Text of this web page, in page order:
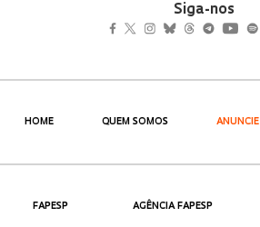
Siga-nos
HOME QUEM SOMOS ANUNCIE
FAPESP AGÊNCIA FAPESP